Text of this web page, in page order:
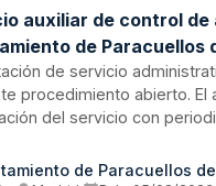
auxiliar de control
de Paracuellos
de servicio
procedimiento abierto.
del servicio con
para transmisión de
de Paracuellos